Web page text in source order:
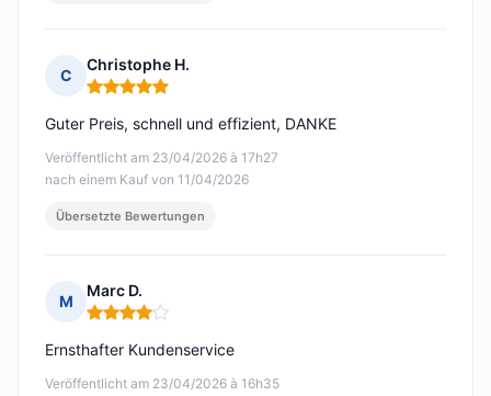
C
Christophe H.
Hinweis: 5 von 5
Veröffentlicht am 23/04/2026 à 17h27
nach einem Kauf von 11/04/2026
Guter Preis, schnell und effizient, DANKE
Übersetzte Bewertungen
M
Marc D.
Hinweis: 4 von 5
Veröffentlicht am 23/04/2026 à 16h35
Ernsthafter Kundenservice